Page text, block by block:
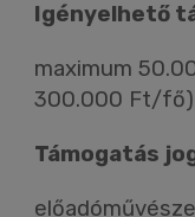
Igényelhető
maximum
300.000 Ft/fő)
Támogatás